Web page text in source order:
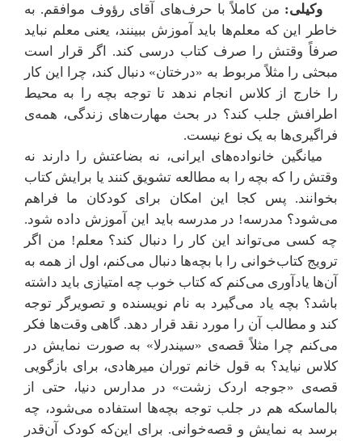
وکیلی: من کاملاً با حرف‌های آقای رؤوف موافقم. به
خاطر این که معلم‌ها باید آموزش ببینند، یعنی معلم نباید
صرفاً وقتش را صرف کتاب درسی کند. اگر قرار است
مبحثی را مثلاً مربوط به «درختان» دنبال کند، چرا این کار
را خارج از کلاس انجام ندهد تا توجه بچه را به محیط
اطرافش جلب کند؟ در بحث مهارت‌های زندگی، همه‌ی
فراگیری‌ها به یک نوع نیست.
میانگین خانواده‌های ایرانی، نه بضاعتش را دارند نه
وقتش را که بچه را به مطالعه تشویق کنند یا برایش کتاب
بخوانند. پس کجا این امکان برای کودکان ما فراهم
می‌شود؟ مدرسه! در مدرسه باید این آموزش داده شود.
چه کسی می‌تواند این کار را دنبال کند؟ معلم! من اگر
ترویج کتاب‌خوانی را با بچه‌ها دنبال می‌کنم، اول از همه به
آن‌ها یادآوری می‌کنم که کتاب خوب چه امتیازی باید داشته
باشد؟ بچه یاد می‌گیرد به نام نویسنده و تصویرگر توجه
کند و مطالب آن را مورد نقد قرار دهد. گاهی وقت‌ها فکر
می‌کنم چرا مثلاً قصه‌ی «سیندرلا» به صورت نمایش در
کلاس نیاید؟ به قول خانم توران میرهادی، برای بازگویی
قصه‌ی «جوجه اردک زشت» در مدارس دنیا، حتی از
بالماسکه هم در جلب توجه بچه‌ها استفاده می‌شود، چه
برسد به نمایش و قصه‌خوانی. برای این‌که کودک آن‌قدر